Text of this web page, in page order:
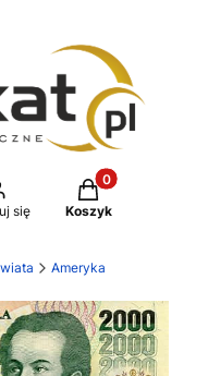
się
Produkty w
Koszyk
Ameryka